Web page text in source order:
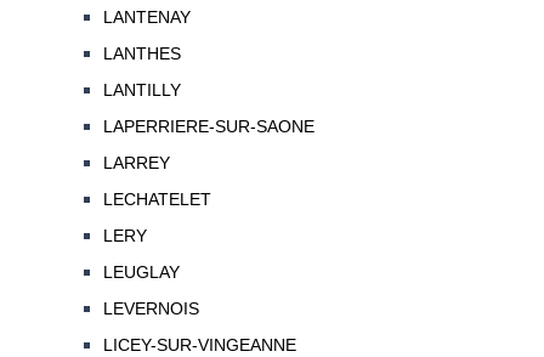
LANTENAY
LANTHES
LANTILLY
LAPERRIERE-SUR-SAONE
LARREY
LECHATELET
LERY
LEUGLAY
LEVERNOIS
LICEY-SUR-VINGEANNE